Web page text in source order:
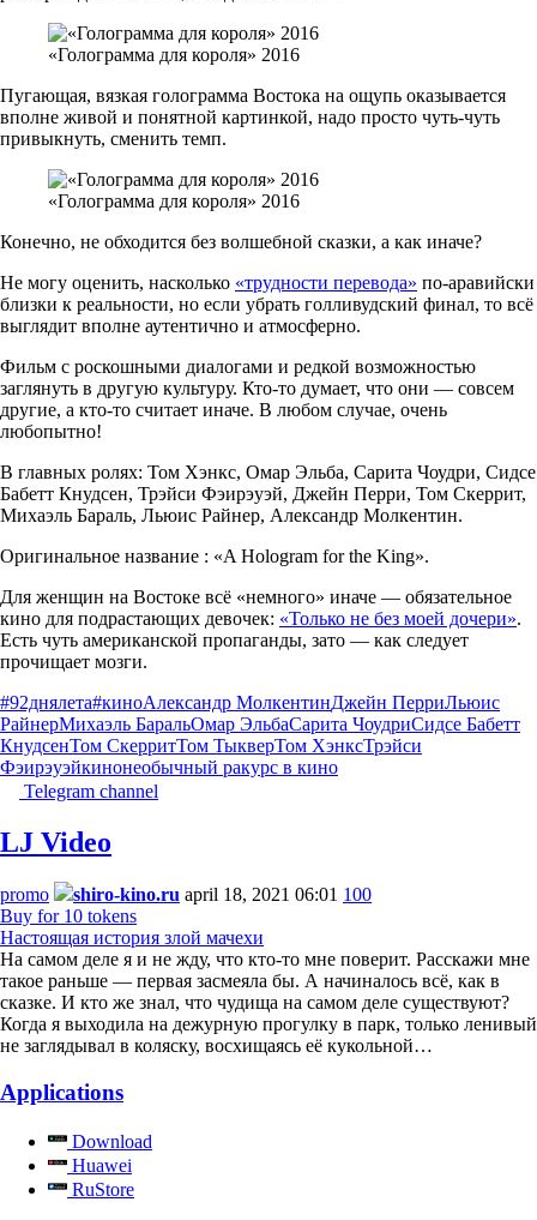
«Голограмма для короля» 2016
Пугающая, вязкая голограмма Востока на ощупь оказывается
вполне живой и понятной картинкой, надо просто чуть-чуть
привыкнуть, сменить темп.
«Голограмма для короля» 2016
Конечно, не обходится без волшебной сказки, а как иначе?
Не могу оценить, насколько «трудности перевода» по-аравийски
близки к реальности, но если убрать голливудский финал, то всё
выглядит вполне аутентично и атмосферно.
Фильм с роскошными диалогами и редкой возможностью
заглянуть в другую культуру. Кто-то думает, что они — совсем
другие, а кто-то считает иначе. В любом случае, очень
любопытно!
В главных ролях: Том Хэнкс, Омар Эльба, Сарита Чоудри, Сидсе
Бабетт Кнудсен, Трэйси Фэирэуэй, Джейн Перри, Том Скеррит,
Михаэль Бараль, Льюис Райнер, Александр Молкентин.
Оригинальное название : «A Hologram for the King».
Для женщин на Востоке всё «немного» иначе — обязательное
кино для подрастающих девочек: «Только не без моей дочери».
Есть чуть американской пропаганды, зато — как следует
прочищает мозги.
#92днялета#киноАлександр МолкентинДжейн ПерриЛьюис
РайнерМихаэль БаральОмар ЭльбаСарита ЧоудриСидсе Бабетт
КнудсенТом СкерритТом ТыкверТом ХэнксТрэйси
Фэирэуэйкинонеобычный ракурс в кино
Telegram channel
LJ Video
promo shiro-kino.ru april 18, 2021 06:01 100
Buy for 10 tokens
Настоящая история злой мачехи
На самом деле я и не жду, что кто-то мне поверит. Расскажи мне
такое раньше — первая засмеяла бы. А начиналось всё, как в
сказке. И кто же знал, что чудища на самом деле существуют?
Когда я выходила на дежурную прогулку в парк, только ленивый
не заглядывал в коляску, восхищаясь её кукольной…
Applications
Download
Huawei
RuStore